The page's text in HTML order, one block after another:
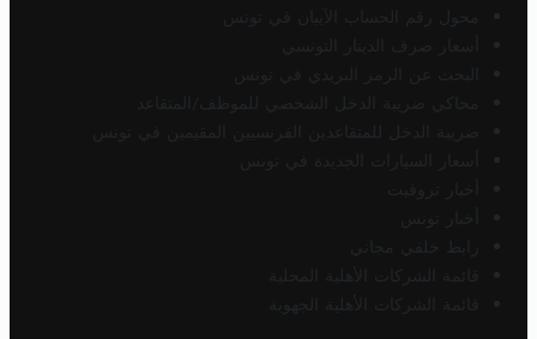
محول رقم الحساب الآيبان في تونس
أسعار صرف الدينار التونسي
البحث عن الرمز البريدي في تونس
محاكي ضريبة الدخل الشخصي للموظف/المتقاعد
ضريبة الدخل للمتقاعدين الفرنسيين المقيمين في تونس
أسعار السيارات الجديدة في تونس
أخبار تروفيت
أخبار تونس
رابط خلفي مجاني
قائمة الشركات الأهلية المحلية
قائمة الشركات الأهلية الجهوية